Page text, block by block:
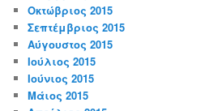
Οκτώβριος 2015
Σεπτέμβριος 2015
Αύγουστος 2015
Ιούλιος 2015
Ιούνιος 2015
Μάιος 2015